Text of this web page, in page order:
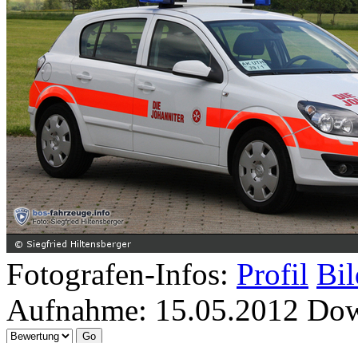
Fotografen-Infos: Profil
Aufnahme: 15.05.2012